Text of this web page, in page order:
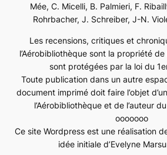
Mée, C. Micelli, B. Palmieri, F.
Rohrbacher, J. Schreiber, J-N.
Les recensions, critiques et
l’Aérobibliothèque sont la propriété de
sont protégées par la loi du
Toute publication dans un autre
document imprimé doit faire l’objet
l’Aérobibliothèque et de l’auteur
ooooooo
Ce site Wordpress est une réalisation
idée initiale d’Evelyne